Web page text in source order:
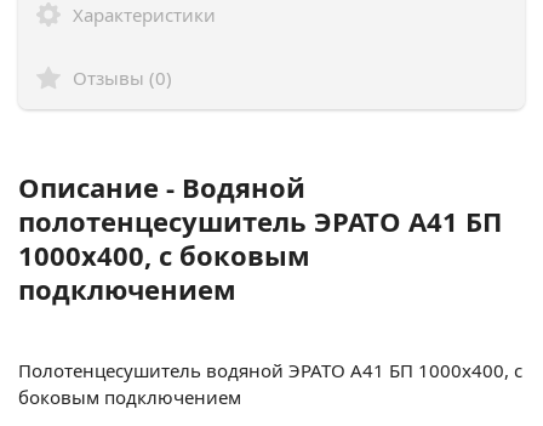
Характеристики
Отзывы (0)
Описание - Водяной
полотенцесушитель ЭРАТО А41 БП
1000x400, с боковым
подключением
Полотенцесушитель водяной ЭРАТО А41 БП 1000x400, с
боковым подключением